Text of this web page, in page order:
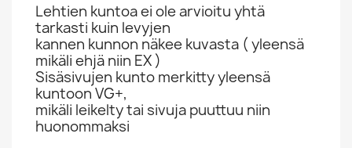
Lehtien kuntoa ei ole arvioitu yhtä
tarkasti kuin levyjen
kannen kunnon näkee kuvasta ( yleensä
mikäli ehjä niin EX )
Sisäsivujen kunto merkitty yleensä
kuntoon VG+,
mikäli leikelty tai sivuja puuttuu niin
huonommaksi